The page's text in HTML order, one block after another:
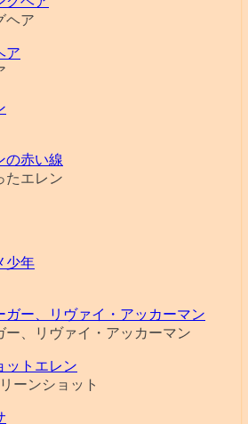
ヘア
たエレン
ー、リヴァイ・アッカーマン
ーンショット